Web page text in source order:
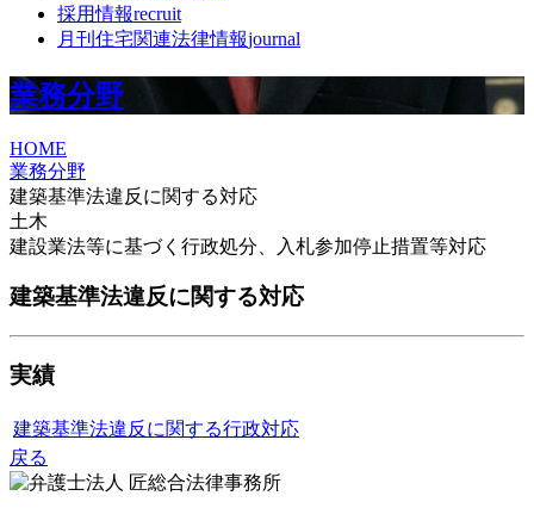
採用情報recruit
月刊住宅関連法律情報journal
業務分野
HOME
業務分野
建築基準法違反に関する対応
土木
建設業法等に基づく行政処分、入札参加停止措置等対応
建築基準法違反に関する対応
実績
建築基準法違反に関する行政対応
戻る